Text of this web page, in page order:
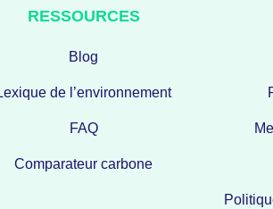
RESSOURCES
Blog
de l’environnement
FAQ
Comparateur carbone